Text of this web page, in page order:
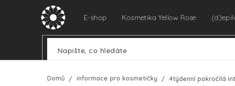
E-shop Kosmetika Yellow Rose
Domů informace pro kosmetičky 4týdenní pokročilá